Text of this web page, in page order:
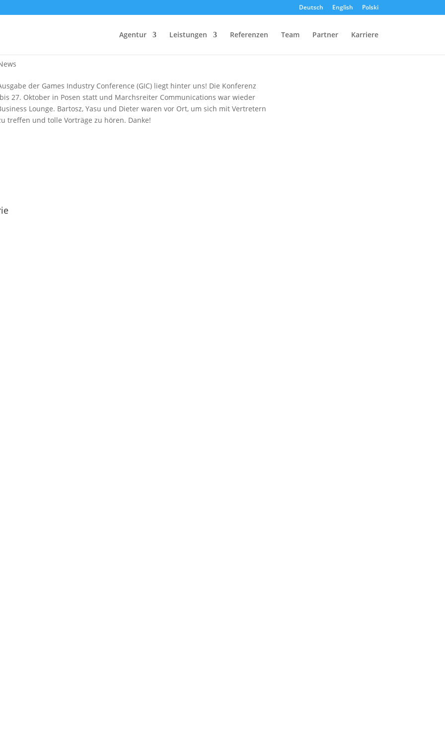
Deutsch English Polski
Agentur Leistungen Referenzen Team Partner Karriere
der Games Industry Conference (GIC) liegt hinter uns! Die Konferenz
27. Oktober in Posen statt und Marchsreiter Communications war wieder
Lounge. Bartosz, Yasu und Dieter waren vor Ort, um sich mit Vertretern
treffen und tolle Vorträge zu hören. Danke!